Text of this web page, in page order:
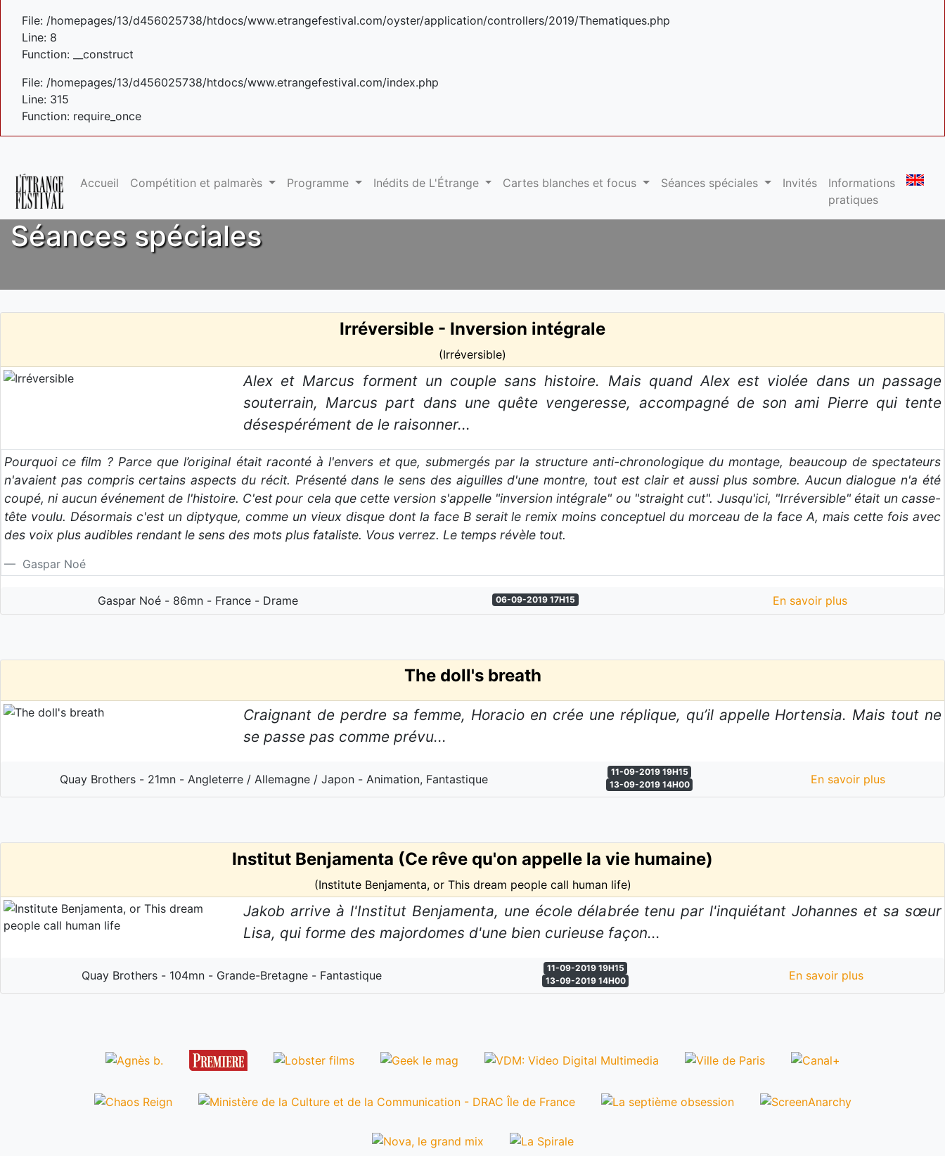
File: /homepages/13/d456025738/htdocs/www.etrangefestival.com/oyster/application/controllers/2019/Thematiques.php
Line: 8
Function: __construct
File: /homepages/13/d456025738/htdocs/www.etrangefestival.com/index.php
Line: 315
Function: require_once
Accueil Compétition et palmarès Programme Inédits de L'Étrange Cartes blanches et focus Séances spéciales Invités
Informations
pratiques
Séances spéciales
Irréversible - Inversion intégrale
(Irréversible)
Alex et Marcus forment un couple sans histoire. Mais quand Alex est violée dans un passage
souterrain, Marcus part dans une quête vengeresse, accompagné de son ami Pierre qui tente
désespérément de le raisonner...
Pourquoi ce film ? Parce que l’original était raconté à l'envers et que, submergés par la structure anti-chronologique du montage, beaucoup de spectateurs
n'avaient pas compris certains aspects du récit. Présenté dans le sens des aiguilles d'une montre, tout est clair et aussi plus sombre. Aucun dialogue n'a été
coupé, ni aucun événement de l'histoire. C'est pour cela que cette version s'appelle "inversion intégrale" ou "straight cut". Jusqu'ici, "Irréversible" était un casse-
tête voulu. Désormais c'est un diptyque, comme un vieux disque dont la face B serait le remix moins conceptuel du morceau de la face A, mais cette fois avec
des voix plus audibles rendant le sens des mots plus fataliste. Vous verrez. Le temps révèle tout.
Gaspar Noé
Gaspar Noé - 86mn - France - Drame 06-09-2019 17H15 En savoir plus
The doll's breath
Craignant de perdre sa femme, Horacio en crée une réplique, qu’il appelle Hortensia. Mais tout ne
se passe pas comme prévu...
Quay Brothers - 21mn - Angleterre / Allemagne / Japon - Animation, Fantastique
11-09-2019 19H15
13-09-2019 14H00
En savoir plus
Institut Benjamenta (Ce rêve qu'on appelle la vie humaine)
(Institute Benjamenta, or This dream people call human life)
Jakob arrive à l'Institut Benjamenta, une école délabrée tenu par l'inquiétant Johannes et sa sœur
Lisa, qui forme des majordomes d'une bien curieuse façon...
Quay Brothers - 104mn - Grande-Bretagne - Fantastique
11-09-2019 19H15
13-09-2019 14H00
En savoir plus